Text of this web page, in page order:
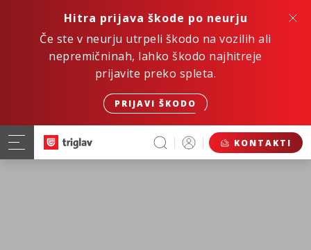
Hitra prijava škode po neurju
Če ste v neurju utrpeli škodo na vozilih ali
nepremičninah, lahko škodo najhitreje
prijavite preko spleta.
PRIJAVI ŠKODO
KONTAKTI